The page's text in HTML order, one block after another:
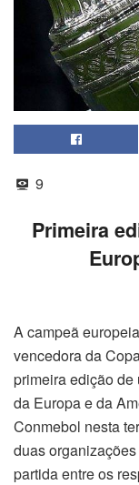
9
Primeira
A campeã
vencedora da
primeira edição de
da Europa e da
Conmebol nesta
duas
partida entre os